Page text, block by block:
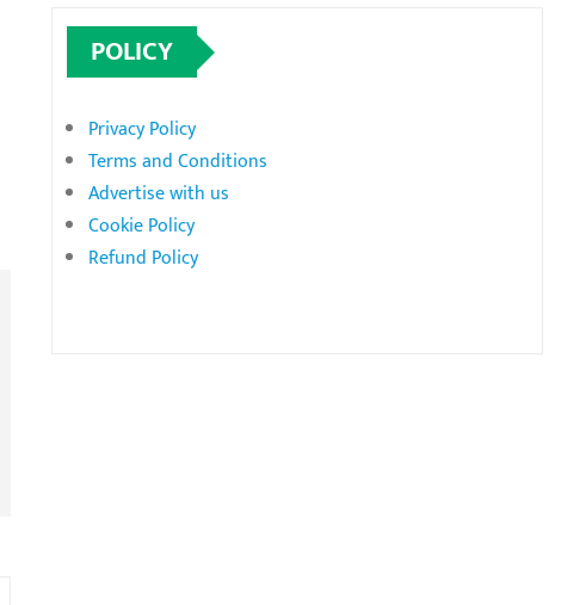
POLICY
Privacy Policy
Terms and Conditions
Advertise with us
Cookie Policy
Refund Policy